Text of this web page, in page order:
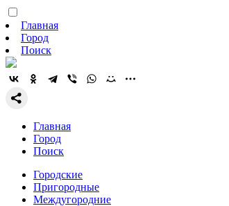
Главная
Город
Поиск
Главная
Город
Поиск
Городские
Пригородные
Междугородние